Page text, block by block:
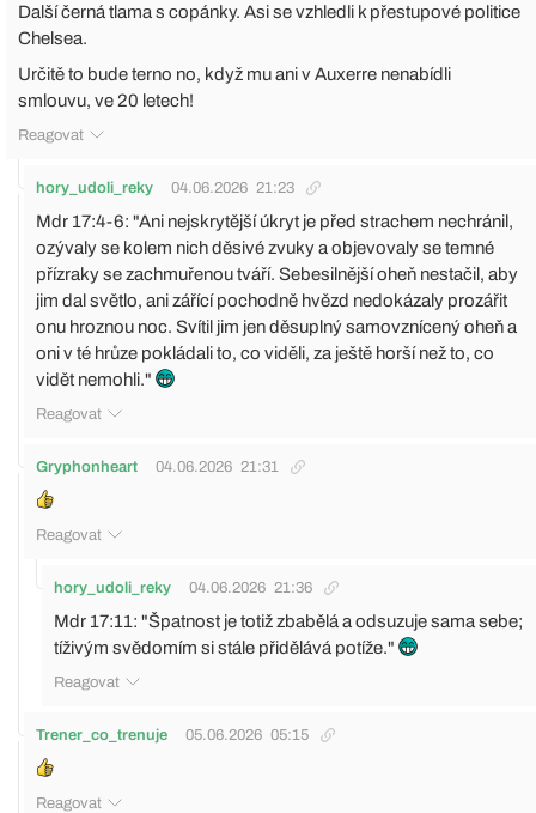
Další černá tlama s copánky. Asi se vzhledli k přestupové politice
Chelsea.
Určitě to bude terno no, když mu ani v Auxerre nenabídli
smlouvu, ve 20 letech!
Reagovat
hory_udoli_reky 04.06.2026 21:23
Mdr 17:4-6: "Ani nejskrytější úkryt je před strachem nechránil,
ozývaly se kolem nich děsivé zvuky a objevovaly se temné
přízraky se zachmuřenou tváří. Sebesilnější oheň nestačil, aby
jim dal světlo, ani zářící pochodně hvězd nedokázaly prozářit
onu hroznou noc. Svítil jim jen děsuplný samovznícený oheň a
oni v té hrůze pokládali to, co viděli, za ještě horší než to, co
vidět nemohli."
Reagovat
Gryphonheart 04.06.2026 21:31
Reagovat
hory_udoli_reky 04.06.2026 21:36
Mdr 17:11: "Špatnost je totiž zbabělá a odsuzuje sama sebe;
tíživým svědomím si stále přidělává potíže."
Reagovat
Trener_co_trenuje 05.06.2026 05:15
Reagovat